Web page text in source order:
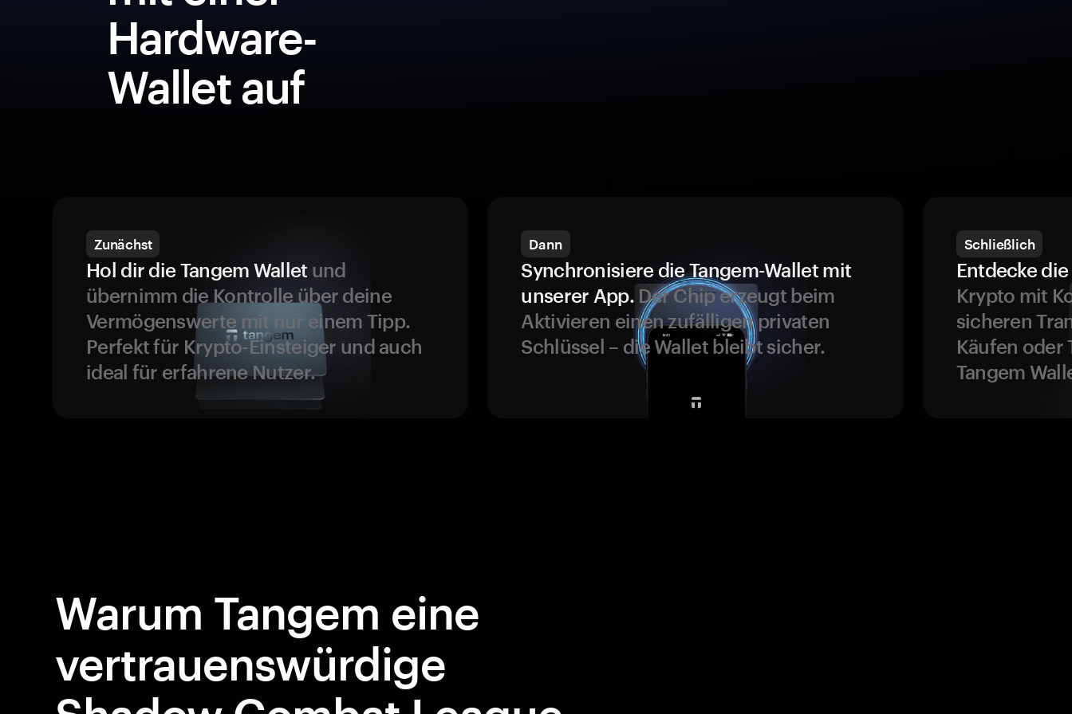
Hardware-
Wallet auf
Zunächst
Hol dir die Tangem Wallet und
übernimm die Kontrolle über deine
Vermögenswerte mit nur einem Tipp.
Perfekt für Krypto-Einsteiger und auch
ideal für erfahrene Nutzer.
Dann
Synchronisiere die Tangem-Wallet mit
unserer App.Der Chip erzeugt beim
Aktivieren einen zufälligen privaten
Schlüssel – die Wallet bleibt sicher.
Schließlich
Entdecke
Krypto mit
sicheren
Käufen oder
Tangem
Warum Tangem eine
vertrauenswürdige